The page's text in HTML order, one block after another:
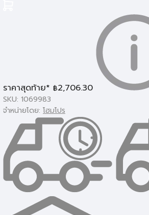
รถยกพาเลทและพาเลท
ราคาสุดท้าย* ฿2,706.30
SKU: 1069983
จำหน่ายโดย: โฮมโปร